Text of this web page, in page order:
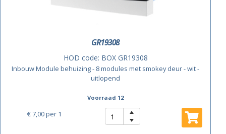
GR19308
HOD code: BOX GR19308
Inbouw Module behuizing - 8 modules met smokey deur - wit -
uitlopend
Voorraad 12
€ 7,00per 1